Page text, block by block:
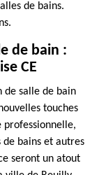
de bains.
de bain :
CE
de salle de bain
touches
professionnelle,
de bains et autres
seront un atout